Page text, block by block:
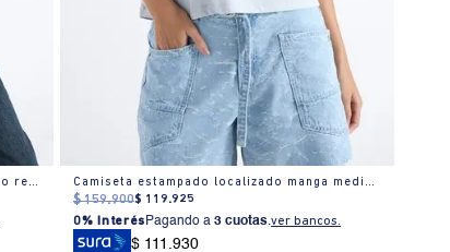
Camiseta minimalista manga amplia cuello redondo para mujer Camiseta estampado localizado manga media cuello redondo para mujer
$ 159.900$ 119.925
0% Interés Pagando a3 cuotas.ver bancos.
$ 111.930